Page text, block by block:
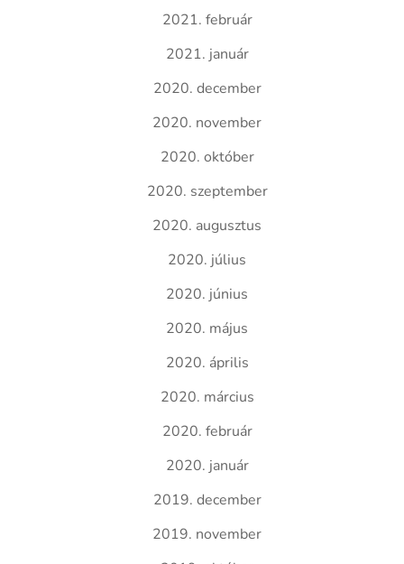
2021. február
2021. január
2020. december
2020. november
2020. október
2020. szeptember
2020. augusztus
2020. július
2020. június
2020. május
2020. április
2020. március
2020. február
2020. január
2019. december
2019. november